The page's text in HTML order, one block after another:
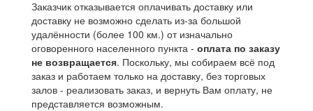
Заказчик отказывается оплачивать доставку или
доставку не возможно сделать из-за большой
удалённости (более 100 км.) от изначально
оговоренного населенного пункта - оплата по заказу
не возвращается. Поскольку, мы собираем всё под
заказ и работаем только на доставку, без торговых
залов - реализовать заказ, и вернуть Вам оплату, не
представляется возможным.